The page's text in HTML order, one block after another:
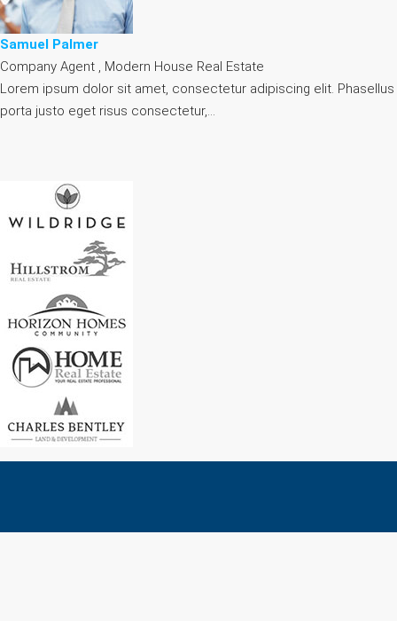
Samuel Palmer
Company Agent , Modern House Real Estate
Lorem ipsum dolor sit amet, consectetur adipiscing elit. Phasellus
porta justo eget risus consectetur,…